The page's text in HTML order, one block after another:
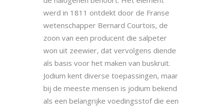
werd in 1811 ontdekt door de Franse
wetenschapper Bernard Courtois, de
zoon van een producent die salpeter
won uit zeewier, dat vervolgens diende
als basis voor het maken van buskruit.
Jodium kent diverse toepassingen, maar
bij de meeste mensen is jodium bekend
als een belangrijke voedingsstof die een